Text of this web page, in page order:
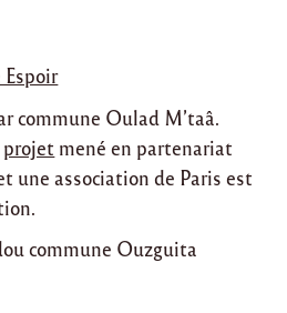
Espoir
commune Oulad M’taâ.
projet mené en partenariat
une association de Paris est
commune Ouzguita